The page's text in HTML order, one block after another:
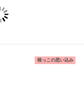
根っこの思い込み